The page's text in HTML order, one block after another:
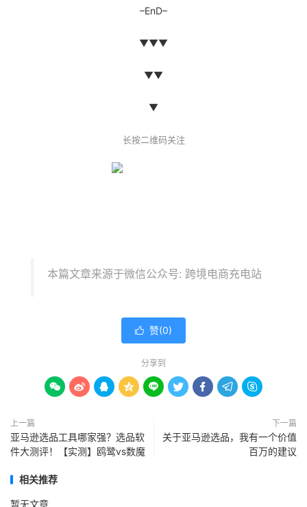
–EnD–
▼▼▼
▼▼
▼
长按二维码关注
本篇文章来源于微信公众号: 跨境电商充电站
 赞(0)
分享到
        
上一篇
亚马逊选品工具哪家强？选品软
件大测评！【实测】鸥鹭vs数魔
下一篇
关于亚马逊选品，我有一个价值
百万的建议
相关推荐
暂无文章